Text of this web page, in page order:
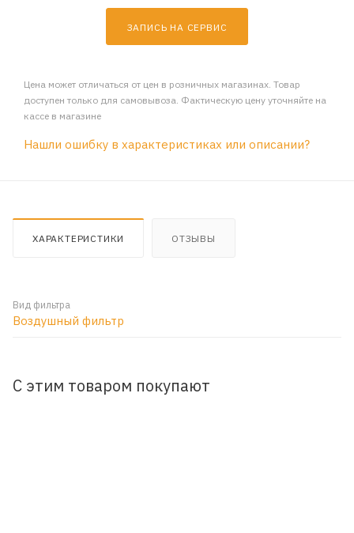
ЗАПИСЬ НА СЕРВИС
Цена может отличаться от цен в розничных магазинах. Товар
доступен только для самовывоза. Фактическую цену уточняйте на
кассе в магазине
Нашли ошибку в характеристиках или описании?
ХАРАКТЕРИСТИКИ ОТЗЫВЫ
Вид фильтра
Воздушный фильтр
С этим товаром покупают